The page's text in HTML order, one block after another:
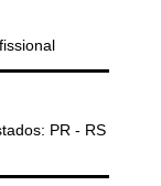
PR - RS